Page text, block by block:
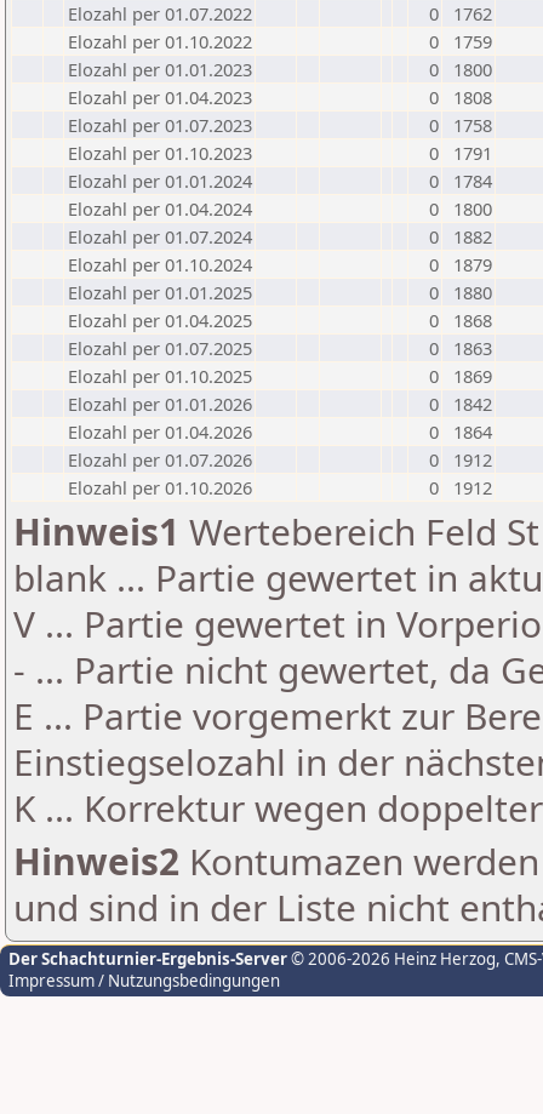
Elozahl per 01.07.2022
0
1762
Elozahl per 01.10.2022
0
1759
Elozahl per 01.01.2023
0
1800
Elozahl per 01.04.2023
0
1808
Elozahl per 01.07.2023
0
1758
Elozahl per 01.10.2023
0
1791
Elozahl per 01.01.2024
0
1784
Elozahl per 01.04.2024
0
1800
Elozahl per 01.07.2024
0
1882
Elozahl per 01.10.2024
0
1879
Elozahl per 01.01.2025
0
1880
Elozahl per 01.04.2025
0
1868
Elozahl per 01.07.2025
0
1863
Elozahl per 01.10.2025
0
1869
Elozahl per 01.01.2026
0
1842
Elozahl per 01.04.2026
0
1864
Elozahl per 01.07.2026
0
1912
Elozahl per 01.10.2026
0 1912
Hinweis1 Wertebereich Feld
blank ... Partie gewertet in
V ... Partie gewertet in
- ... Partie nicht gewertet, da
E ... Partie vorgemerkt zur
Einstiegselozahl in der
K ... Korrektur wegen
Hinweis2 Kontumazen
und sind in der Liste nicht
Der Schachturnier-Ergebnis-Server© 2006-2026 Heinz Herzog,
Impressum / Nutzungsbedingungen